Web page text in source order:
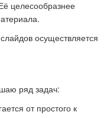
целесообразнее
осуществляется
ряд задач:
от простого к